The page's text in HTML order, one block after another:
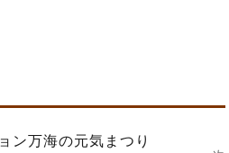
ン万海の元気まつり